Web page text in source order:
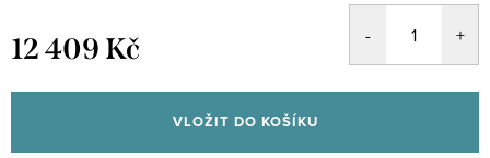
12 409 Kč
cena:
VLOŽIT DO KOŠÍKU